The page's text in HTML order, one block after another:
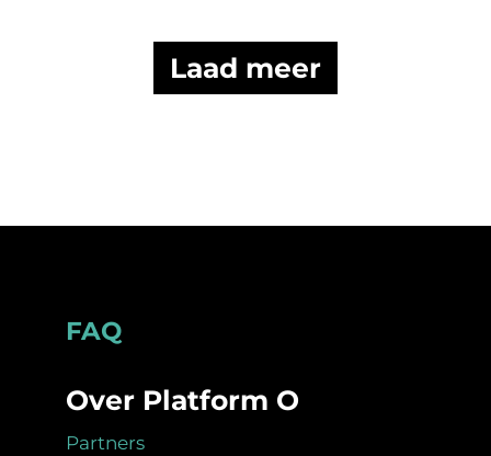
Laad meer
Footer
FAQ
Over Platform O
Partners